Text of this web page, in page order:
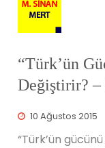
“Türk’ün
Değiştirir?
10 Ağustos 2015
“Türk’ün